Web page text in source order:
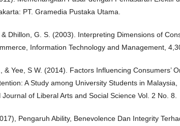
PT. Gramedia Pustaka Utama.
Dhillon, G. S. (2003). Interpreting Dimensions of
Information Technology and Management,
& Yee, S W. (2014). Factors Influencing Consumers’
A Study among University Students in Malaysia,
of Liberal Arts and Social Science Vol. 2 No. 8.
Pengaruh Ability, Benevolence Dan Integrity